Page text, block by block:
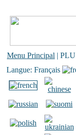
Menu Principal |
Langue: Français